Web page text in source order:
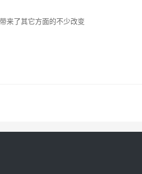
来了其它方面的不少改变